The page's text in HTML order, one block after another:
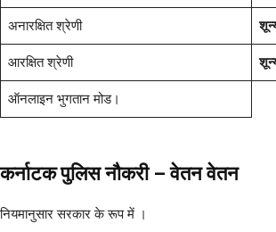
अनारक्षित श्रेणी
आरक्षित श्रेणी
ऑनलाइन भुगतान मोड।
कर्नाटक पुलिस नौकरी – वेतन वेतन
नियमानुसार सरकार के रूप में ।